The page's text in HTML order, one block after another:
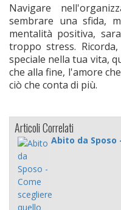
Navigare
sembrare una sfida,
mentalità positiva,
troppo stress.
speciale nella tua vita,
che alla fine, l'amore
ciò che conta di più.
Articoli Correlati
Abito da